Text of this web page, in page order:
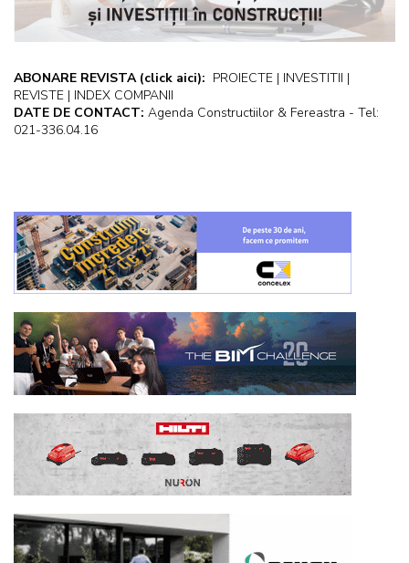
ABONARE REVISTA (click aici): PROIECTE | INVESTITII |
REVISTE | INDEX COMPANII
DATE DE CONTACT: Agenda Constructiilor & Fereastra - Tel:
021-336.04.16